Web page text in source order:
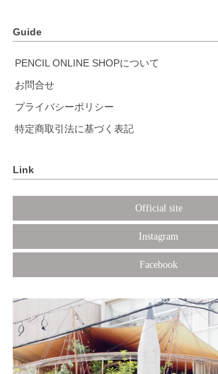
Guide
PENCIL ONLINE SHOPについて
お問合せ
プライバシーポリシー
特定商取引法に基づく表記
Link
Official site
Instagram
Facebook